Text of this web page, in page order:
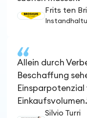
Frits ten
Allein durch
Beschaffung
Silvio Turri